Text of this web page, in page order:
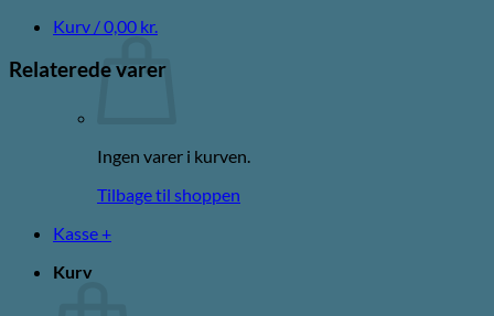
Kurv /0,00 kr.
Ingen varer i kurven.
Tilbage til shoppen
Kasse +
Kurv
Relaterede varer